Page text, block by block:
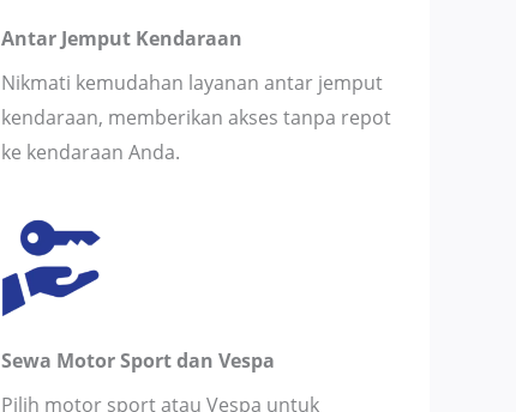
Antar Jemput Kendaraan
Nikmati kemudahan layanan antar jemput
kendaraan, memberikan akses tanpa repot
ke kendaraan Anda.
Sewa Motor Sport dan Vespa
Pilih motor sport atau Vespa untuk